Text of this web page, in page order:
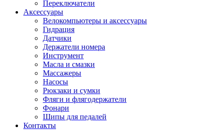
Переключатели
Аксессуары
Велокомпьютеры и аксессуары
Гидрация
Датчики
Держатели номера
Инструмент
Масла и смазки
Массажеры
Насосы
Рюкзаки и сумки
Фляги и флягодержатели
Фонари
Шипы для педалей
Контакты